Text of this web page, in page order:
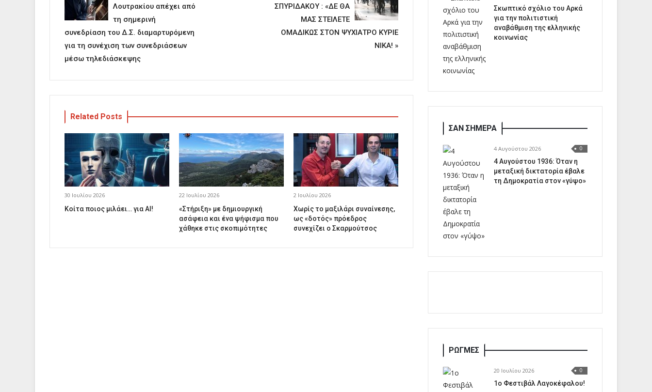
Λουτρακίου απέχει από
τη σημερινή
συνεδρίαση του Δ.Σ. διαμαρτυρόμενη
για τη συνέχιση των συνεδριάσεων
μέσω τηλεδιάσκεψης
ΣΠΥΡΙΔΑΚΟΥ : «ΔΕ ΘΑ
ΜΑΣ ΣΤΕΙΛΕΤΕ
ΟΜΑΔΙΚΩΣ ΣΤΟΝ ΨΥΧΙΑΤΡΟ ΚΎΡΙΕ
ΝΙΚΑ! ​»
Related Posts
30 Ιουλίου 2026
Κοίτα ποιος μιλάει… για AI!
22 Ιουλίου 2026
«Στήριξη» με δημιουργική
ασάφεια και ένα ψήφισμα που
χάθηκε στις σκοπιμότητες
2 Ιουλίου 2026
Χωρίς το μαξιλάρι συναίνεσης,
ως «δοτός» πρόεδρος
συνεχίζει ο Σκαρμούτσος
Σκωπτικό σχόλιο του Αρκά
για την πολιτιστική
αναβάθμιση της ελληνικής
κοινωνίας
ΣΑΝ ΣΗΜΕΡΑ
4 Αυγούστου 2026 0
4 Αυγούστου 1936: Όταν η
μεταξική δικτατορία έβαλε
τη Δημοκρατία στον «γύψο»
ΡΩΓΜΕΣ
20 Ιουλίου 2026 0
1o Φεστιβάλ Λαγοκέφαλου!